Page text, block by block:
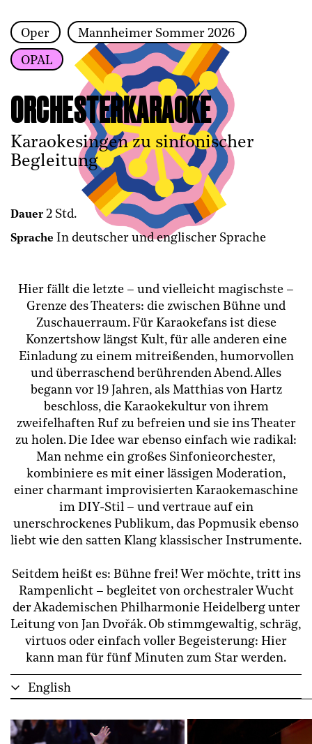
Zur Hauptnavigation springen
Zum Hauptinhalt springen Zum Footer springen
Oper Mannheimer Sommer 2026
OPAL
ORCHESTERKARAOKE
Karaokesingen zu sinfonischer
Begleitung
Dauer 2 Std.
Sprache In deutscher und englischer Sprache
Hier fällt die letzte – und vielleicht magischste –
Grenze des Theaters: die zwischen Bühne und
Zuschauerraum. Für Karaokefans ist diese
Konzertshow längst Kult, für alle anderen eine
Einladung zu einem mitreißenden, humorvollen
und überraschend berührenden Abend. Alles
begann vor 19 Jahren, als Matthias von Hartz
beschloss, die Karaokekultur von ihrem
zweifelhaften Ruf zu befreien und sie ins Theater
zu holen. Die Idee war ebenso einfach wie radikal:
Man nehme ein großes Sinfonieorchester,
kombiniere es mit einer lässigen Moderation,
einer charmant improvisierten Karaokemaschine
im DIY-Stil – und vertraue auf ein
unerschrockenes Publikum, das Popmusik ebenso
liebt wie den satten Klang klassischer Instrumente.
Seitdem heißt es: Bühne frei! Wer möchte, tritt ins
Rampenlicht – begleitet von orchestraler Wucht
der Akademischen Philharmonie Heidelberg unter
Leitung von Jan Dvořák. Ob stimmgewaltig, schräg,
virtuos oder einfach voller Begeisterung: Hier
kann man für fünf Minuten zum Star werden.
English